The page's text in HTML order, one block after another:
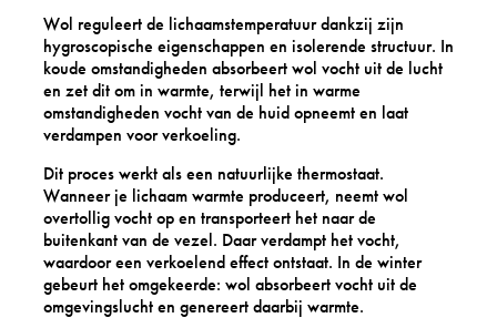
Wol reguleert de lichaamstemperatuur dankzij zijn
hygroscopische eigenschappen en isolerende structuur. In
koude omstandigheden absorbeert wol vocht uit de lucht
en zet dit om in warmte, terwijl het in warme
omstandigheden vocht van de huid opneemt en laat
verdampen voor verkoeling.
Dit proces werkt als een natuurlijke thermostaat.
Wanneer je lichaam warmte produceert, neemt wol
overtollig vocht op en transporteert het naar de
buitenkant van de vezel. Daar verdampt het vocht,
waardoor een verkoelend effect ontstaat. In de winter
gebeurt het omgekeerde: wol absorbeert vocht uit de
omgevingslucht en genereert daarbij warmte.